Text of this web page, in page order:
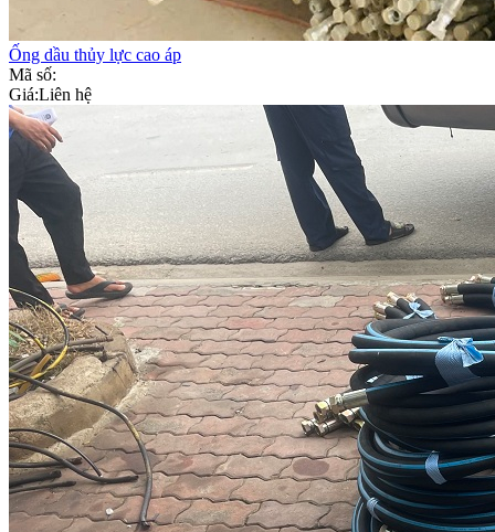
Ống dầu thủy lực cao áp
Mã số:
Giá:Liên hệ